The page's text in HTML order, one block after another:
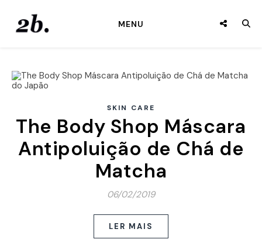
MENU
SKIN CARE
The Body Shop Máscara
Antipoluição de Chá de
Matcha
06/02/2019
LER MAIS